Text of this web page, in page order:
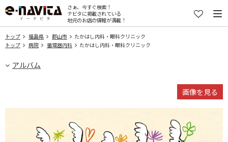
さぁ、今すぐ検索！
ナビタに掲載されている
地元のお店の情報が満載！
トップ 福島県 郡山市
たかはし内科・眼科クリニック
トップ
病院 循環器内科 たかはし内科・眼科クリニック
アルバム
画像を見る